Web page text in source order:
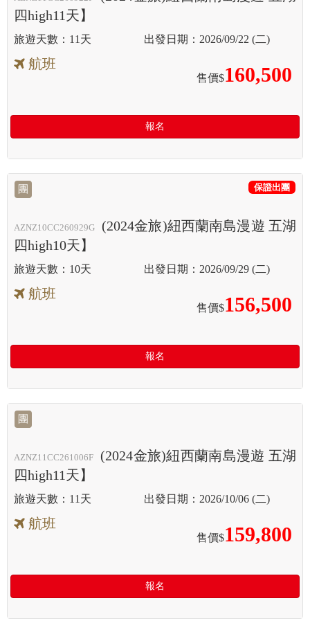
四high11天】
11天 2026/09/22 (二)
航班
售價$160,500
報名
團
AZNZ10CC260929G
(2024金旅)紐西蘭南島漫遊 五湖
四high10天】
保證出團
10天 2026/09/29 (二)
航班
售價$156,500
報名
團
AZNZ11CC261006F
(2024金旅)紐西蘭南島漫遊 五湖
四high11天】
11天 2026/10/06 (二)
航班
售價$159,800
報名